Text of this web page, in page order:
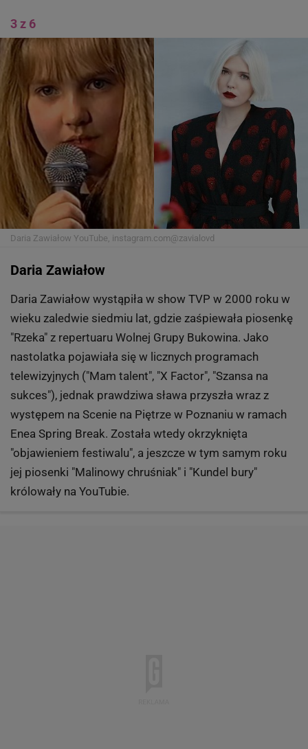
3 z 6
Daria Zawiałow YouTube, instagram.com@zavialovd
Daria Zawiałow
Daria Zawiałow wystąpiła w show TVP w 2000 roku w
wieku zaledwie siedmiu lat, gdzie zaśpiewała piosenkę
"Rzeka" z repertuaru Wolnej Grupy Bukowina. Jako
nastolatka pojawiała się w licznych programach
telewizyjnych ("Mam talent", "X Factor", "Szansa na
sukces"), jednak prawdziwa sława przyszła wraz z
występem na Scenie na Piętrze w Poznaniu w ramach
Enea Spring Break. Została wtedy okrzyknięta
"objawieniem festiwalu", a jeszcze w tym samym roku
jej piosenki "Malinowy chruśniak" i "Kundel bury"
królowały na YouTubie.